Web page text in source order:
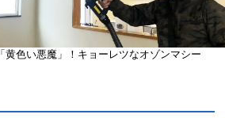
「黄色い悪魔」！キョーレツなオゾンマシー